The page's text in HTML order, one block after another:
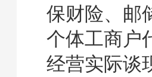
保财险、邮
个体工商户
经营实际谈